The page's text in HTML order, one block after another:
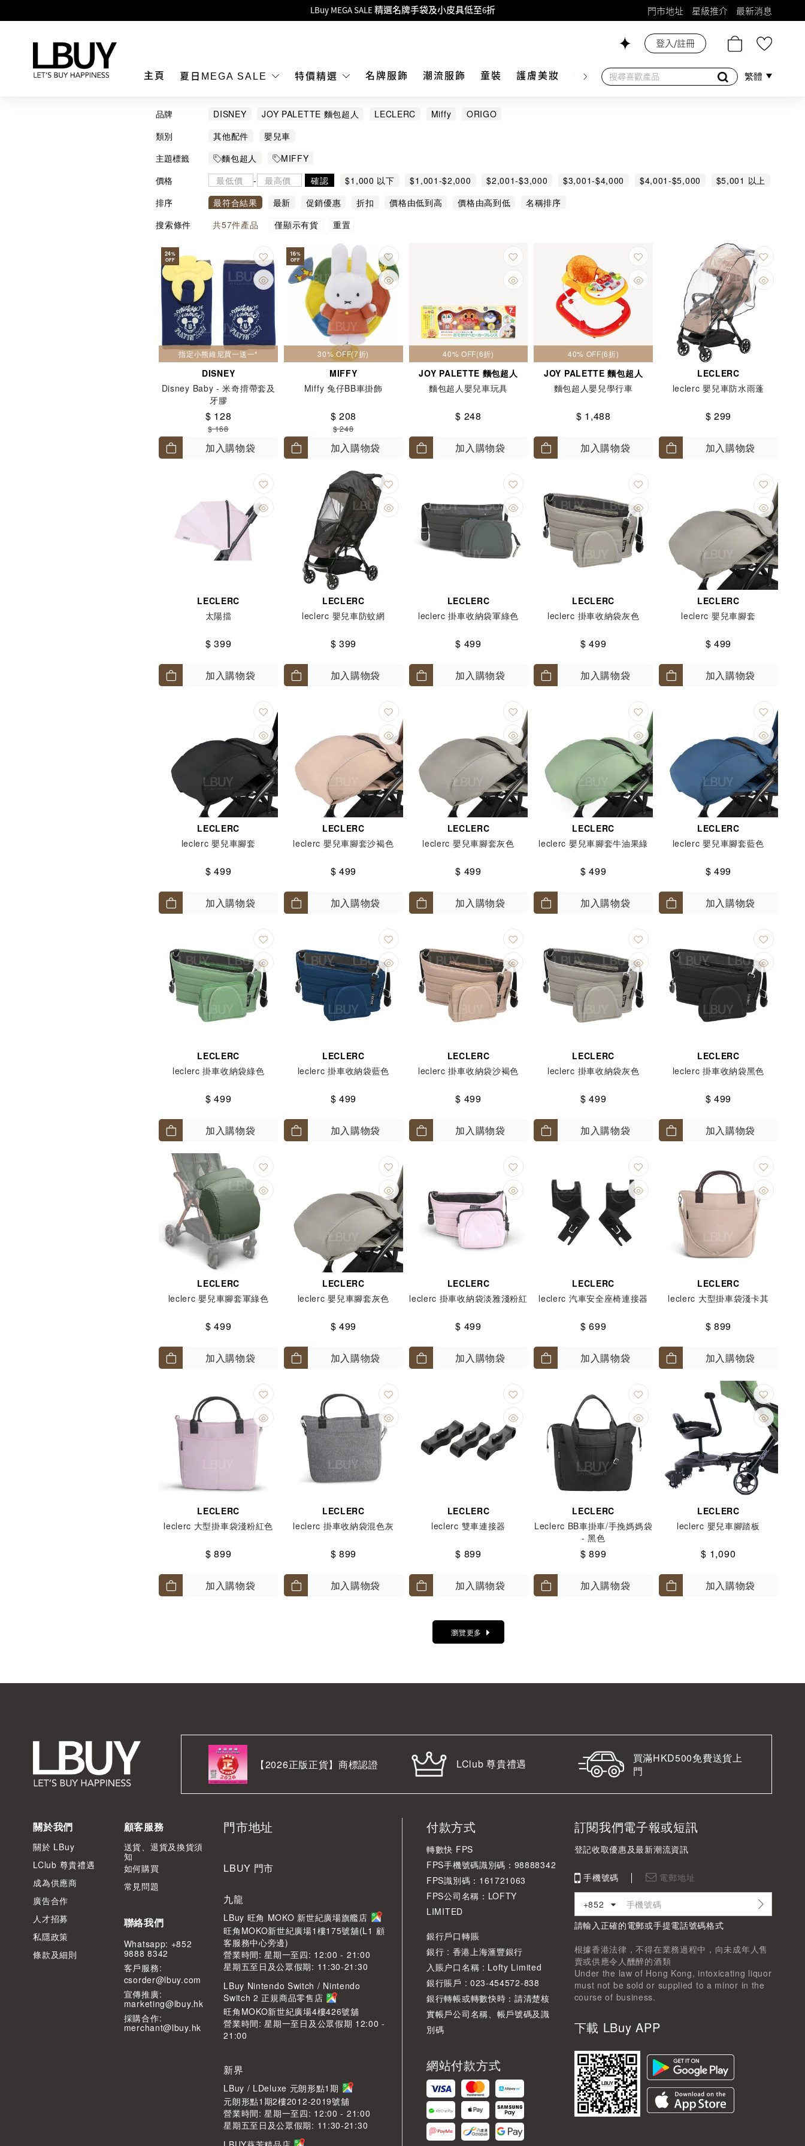
Goyard Hobo / Hobo Mini人氣限量特別版限時原價低至75折!
MOKO 1樓175號鋪旗艦店特設名牌Hermès、CHANEL及LV專區！
購物滿HKD500即享免運費！
門市地址 星級推介 最新消息
主頁 夏日MEGA SALE 特價精選 名牌服飾 潮流服飾 童裝 護膚美妝 香水香薰 個人護理 母嬰護理 遊戲及精品
登入/註冊
繁體
品牌 DISNEY JOY PALETTE 麵包超人 LECLERC Miffy
ORIGO
類別
其他配件
嬰兒車
主題標籤
麵包超人
MIFFY
價格
- 確認 $1,000 以下 $1,001-$2,000 $2,001-$3,000 $3,001-$4,000 $4,001-$5,000
$5,001 以上
排序
最符合結果 最新 促銷優惠 折扣 價格由低到高 價格由高到低
名稱排序
搜索條件
共57件產品 僅顯示有貨 重置
24%
OFF
指定小熊維尼買一送一*
DISNEY
Disney Baby - 米奇揹帶套及
牙膠
$ 128
$ 168
加入購物袋
16%
OFF
30% OFF(7折)
MIFFY
Miffy 兔仔BB車掛飾
$ 208
$ 248
加入購物袋
40% OFF(6折)
JOY PALETTE 麵包超人
麵包超人嬰兒車玩具
$ 248
加入購物袋
40% OFF(6折)
JOY PALETTE 麵包超人
麵包超人嬰兒學行車
$ 1,488
加入購物袋
LECLERC
leclerc 嬰兒車防水雨蓬
$ 299
加入購物袋
LECLERC
太陽擋
$ 399
加入購物袋
LECLERC
leclerc 嬰兒車防蚊網
$ 399
加入購物袋
LECLERC
leclerc 掛車收納袋軍綠色
$ 499
加入購物袋
LECLERC
leclerc 掛車收納袋灰色
$ 499
加入購物袋
LECLERC
leclerc 嬰兒車腳套
$ 499
加入購物袋
LECLERC
leclerc 嬰兒車腳套
$ 499
加入購物袋
LECLERC
leclerc 嬰兒車腳套沙褐色
$ 499
加入購物袋
LECLERC
leclerc 嬰兒車腳套灰色
$ 499
加入購物袋
LECLERC
leclerc 嬰兒車腳套牛油果綠
$ 499
加入購物袋
LECLERC
leclerc 嬰兒車腳套藍色
$ 499
加入購物袋
LECLERC
leclerc 掛車收納袋綠色
$ 499
加入購物袋
LECLERC
leclerc 掛車收納袋藍色
$ 499
加入購物袋
LECLERC
leclerc 掛車收納袋沙褐色
$ 499
加入購物袋
LECLERC
leclerc 掛車收納袋灰色
$ 499
加入購物袋
LECLERC
leclerc 掛車收納袋黑色
$ 499
加入購物袋
LECLERC
leclerc 嬰兒車腳套軍綠色
$ 499
加入購物袋
LECLERC
leclerc 嬰兒車腳套灰色
$ 499
加入購物袋
LECLERC
leclerc 掛車收納袋淡雅淺粉紅
$ 499
加入購物袋
LECLERC
leclerc 汽車安全座椅連接器
$ 699
加入購物袋
LECLERC
leclerc 大型掛車袋淺卡其
$ 899
加入購物袋
LECLERC
leclerc 大型掛車袋淺粉紅色
$ 899
加入購物袋
LECLERC
leclerc 掛車收納袋混色灰
$ 899
加入購物袋
LECLERC
leclerc 雙車連接器
$ 899
加入購物袋
LECLERC
Leclerc BB車掛車/手挽媽媽袋
- 黑色
$ 899
加入購物袋
LECLERC
leclerc 嬰兒車腳踏板
$ 1,090
加入購物袋
瀏覽更多
【2026正版正貨】商標認證 LClub 尊貴禮遇
買滿HKD500免費送貨上
門
關於我們
關於 LBuy
LClub 尊貴禮遇
成為供應商
廣告合作
人才招募
私隱政策
條款及細則
顧客服務
送貨、退貨及換貨須
知
如何購買
常見問題
聯絡我們
Whatsapp: +852
9888 8342
客⼾服務:
csorder@lbuy.com
宣傳推廣:
marketing@lbuy.hk
採購合作:
merchant@lbuy.hk
門市地址
LBUY 門市
九龍
LBuy 旺角 MOKO 新世紀廣場旗艦店
旺角MOKO新世紀廣場1樓175號舖(L1 顧
客服務中心旁邊)
營業時間: 星期一至四: 12:00 - 21:00
星期五至日及公眾假期: 11:30-21:30
LBuy Nintendo Switch / Nintendo
Switch 2 正規商品零售店
旺角MOKO新世紀廣場4樓426號舖
營業時間: 星期一至日及公眾假期 12:00 -
21:00
新界
LBuy / LDeluxe 元朗形點1期
元朗形點1期2樓2012-2019號舖
營業時間: 星期一至四: 12:00 - 21:00
星期五至日及公眾假期: 11:30-21:30
付款方式
轉數快 FPS
FPS手機號碼識別碼：98888342
FPS識別碼：161721063
FPS公司名稱：LOFTY
LIMITED
銀行戶口轉賬
銀行 : 香港上海滙豐銀行
入賬户口名稱 : Lofty Limited
銀行賬戶 : 023-454572-838
銀行轉帳或轉數快時：請清楚核
實帳戶公司名稱、帳戶號碼及識
別碼
網站付款方式
訂閱我們電子報或短訊
登記收取優惠及最新潮流資訊
手機號碼 電郵地址
+852
請輸入正確的電郵或手提電話號碼格式
根據香港法律，不得在業務過程中，向未成年人售
賣或供應令人醺醉的酒類
Under the law of Hong Kong, intoxicating liquor
must not be sold or supplied to a minor in the
course of business.
下載 LBuy APP